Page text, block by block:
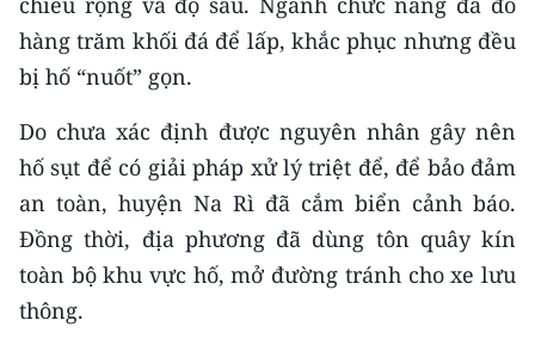
E-Magazine
Video
Media Chính trị
Media Kinh tế
Media Văn hóa
Media Xã hội
hàng trăm khối đá để lấp, khắc phục nhưng đều
bị hố “nuốt” gọn.
Do chưa xác định được nguyên nhân gây nên
hố sụt để có giải pháp xử lý triệt để, để bảo đảm
an toàn, huyện Na Rì đã cắm biển cảnh báo.
Đồng thời, địa phương đã dùng tôn quây kín
toàn bộ khu vực hố, mở đường tránh cho xe lưu
thông.